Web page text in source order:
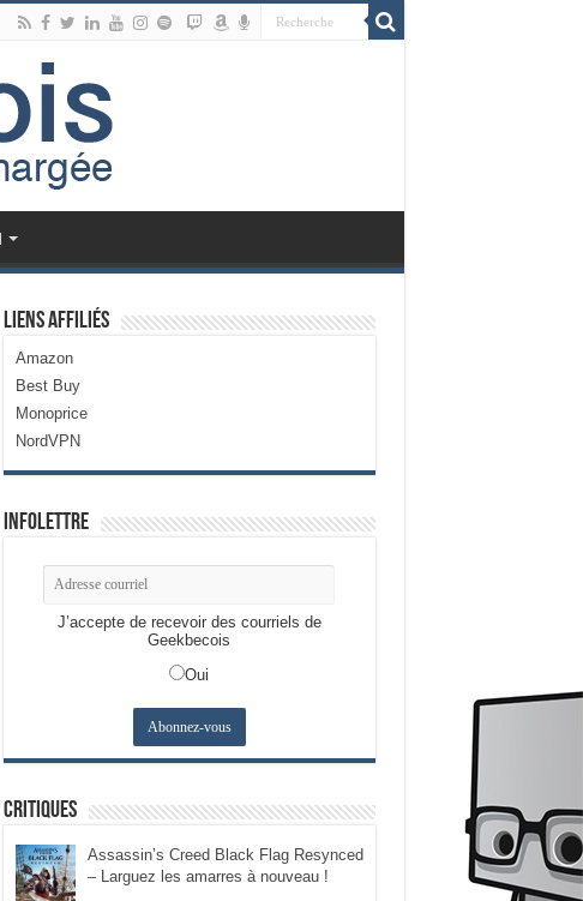
Liens Affiliés
Amazon
Best Buy
Monoprice
NordVPN
Infolettre
J’accepte de recevoir des courriels de
Geekbecois
Oui
Critiques
Assassin’s Creed Black Flag Resynced
– Larguez les amarres à nouveau !